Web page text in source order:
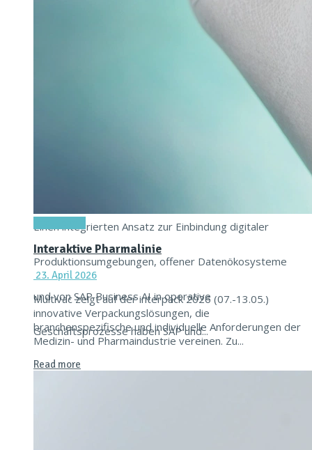
Verpackungsmaschine für vernetzte Produktion
Einen integrierten Ansatz zur Einbindung digitaler
Produktionsumgebungen, offener Datenökosysteme
und von SAP Business AI in operative
Geschäftsprozesse haben SAP und...
Interaktive Pharmalinie
23. April 2026
Multivac zeigt auf der interpack 2026 (07.-13.05.)
innovative Verpackungslösungen, die
branchenspezifische und individuelle Anforderungen der
Medizin- und Pharmaindustrie vereinen. Zu...
Read more